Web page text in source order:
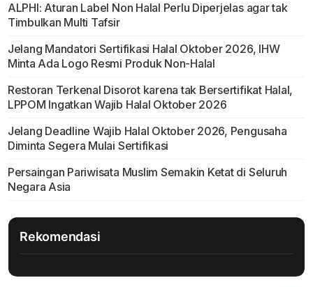
ALPHI: Aturan Label Non Halal Perlu Diperjelas agar tak
Timbulkan Multi Tafsir
Jelang Mandatori Sertifikasi Halal Oktober 2026, IHW
Minta Ada Logo Resmi Produk Non-Halal
Restoran Terkenal Disorot karena tak Bersertifikat Halal,
LPPOM Ingatkan Wajib Halal Oktober 2026
Jelang Deadline Wajib Halal Oktober 2026, Pengusaha
Diminta Segera Mulai Sertifikasi
Persaingan Pariwisata Muslim Semakin Ketat di Seluruh
Negara Asia
Rekomendasi